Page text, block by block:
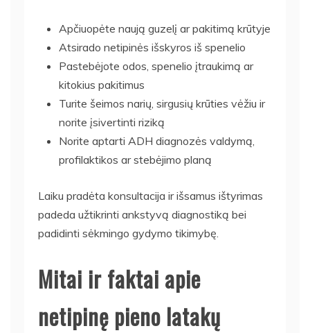
Apčiuopėte naują guzelį ar pakitimą krūtyje
Atsirado netipinės išskyros iš spenelio
Pastebėjote odos, spenelio įtraukimą ar
kitokius pakitimus
Turite šeimos narių, sirgusių krūties vėžiu ir
norite įsivertinti riziką
Norite aptarti ADH diagnozės valdymą,
profilaktikos ar stebėjimo planą
Laiku pradėta konsultacija ir išsamus ištyrimas
padeda užtikrinti ankstyvą diagnostiką bei
padidinti sėkmingo gydymo tikimybę.
Mitai ir faktai apie
netipinę pieno latakų